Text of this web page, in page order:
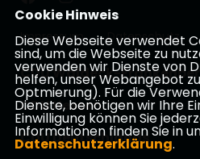
Impressum Datenschutz
CDU Waldeck-
CDU Hessen
CDU Deutschlands
Cookie Hinweis
Diese Webseite verwendet
sind, um die Webseite zu
verwenden wir Dienste von
helfen, unser Webangebot
Optmierung). Für die
Dienste, benötigen wir Ihre
Einwilligung können Sie
Informationen finden Sie in
Datenschutzerklärung.